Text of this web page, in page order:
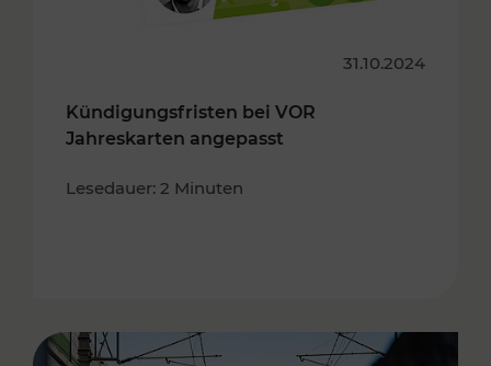
31.10.2024
Kündigungsfristen bei VOR
Jahreskarten angepasst
Lesedauer: 2 Minuten